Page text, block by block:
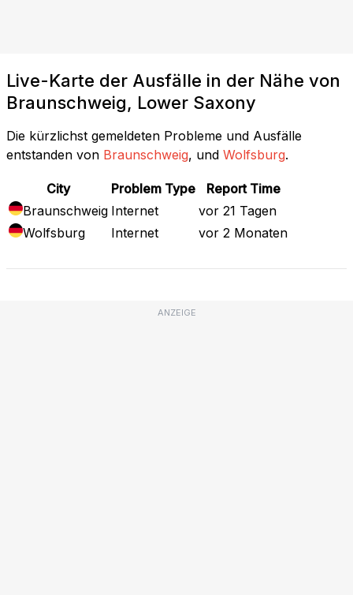
Live-Karte der Ausfälle in der Nähe von
Braunschweig, Lower Saxony
Die kürzlichst gemeldeten Probleme und Ausfälle
entstanden von Braunschweig, und Wolfsburg.
City Problem Type
Report Time
Braunschweig Internet
vor 21 Tagen
Wolfsburg
Internet vor 2 Monaten
ANZEIGE